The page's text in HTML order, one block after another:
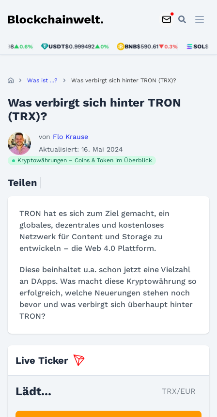
Blockchainwelt
USDT$0.999492▲0% BNB $590.61▼0.3% SOL $73.77
Was ist ...? Was verbirgt sich hinter TRON (TRX)?
Was verbirgt sich hinter TRON
(TRX)?
von Flo Krause
Aktualisiert: 16. Mai 2024
Kryptowährungen – Coins & Token im Überblick
Teilen
TRON hat es sich zum Ziel gemacht, ein
globales, dezentrales und kostenloses
Netzwerk für Content und Storage zu
entwickeln – die Web 4.0 Plattform.
Diese beinhaltet u.a. schon jetzt eine Vielzahl
an DApps. Was macht diese Kryptowährung so
erfolgreich, welche Neuerungen stehen noch
bevor und was verbirgt sich überhaupt hinter
TRON?
Live Ticker
Lädt... TRX/EUR